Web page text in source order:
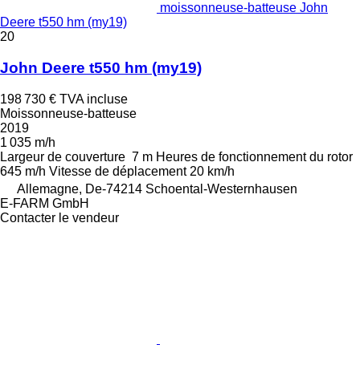
moissonneuse-batteuse John
Deere t550 hm (my19)
20
John Deere t550 hm (my19)
198 730 € TVA incluse
Moissonneuse-batteuse
2019
1 035 m/h
Largeur de couverture 7 m Heures de fonctionnement du rotor
645 m/h Vitesse de déplacement 20 km/h
Allemagne, De-74214 Schoental-Westernhausen
E-FARM GmbH
Contacter le vendeur